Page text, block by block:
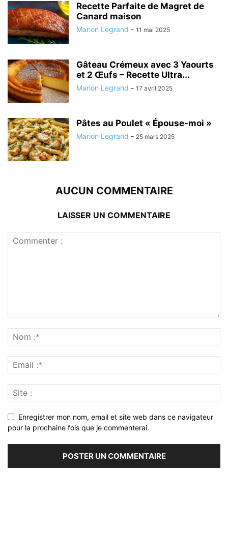
Recette Parfaite de Magret de
Canard maison
Marion Legrand - 11 mai 2025
Gâteau Crémeux avec 3 Yaourts
et 2 Œufs – Recette Ultra...
Marion Legrand - 17 avril 2025
Pâtes au Poulet « Épouse-moi »
Marion Legrand - 25 mars 2025
AUCUN COMMENTAIRE
LAISSER UN COMMENTAIRE
Enregistrer mon nom, email et site web dans ce navigateur
pour la prochaine fois que je commenterai.